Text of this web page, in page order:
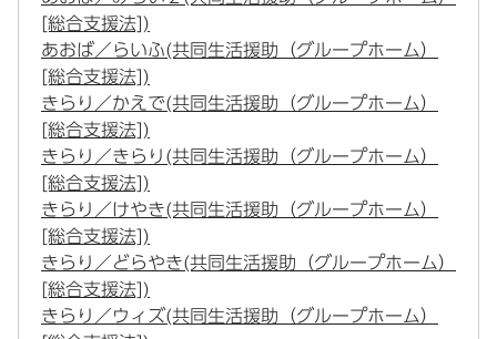
[総合支援法])
あおば／らいふ(共同生活援助（グループホーム）
[総合支援法])
きらり／かえで(共同生活援助（グループホーム）
[総合支援法])
きらり／きらり(共同生活援助（グループホーム）
[総合支援法])
きらり／けやき(共同生活援助（グループホーム）
[総合支援法])
きらり／どらやき(共同生活援助（グループホーム）
[総合支援法])
きらり／ウィズ(共同生活援助（グループホーム）